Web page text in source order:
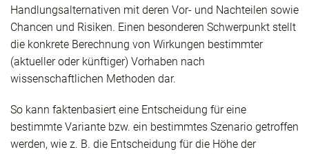
Handlungsalternativen mit deren Vor- und Nachteilen sowie
Chancen und Risiken. Einen besonderen Schwerpunkt stellt
die konkrete Berechnung von Wirkungen bestimmter
(aktueller oder künftiger) Vorhaben nach
wissenschaftlichen Methoden dar.
So kann faktenbasiert eine Entscheidung für eine
bestimmte Variante bzw. ein bestimmtes Szenario getroffen
werden, wie z. B. die Entscheidung für die Höhe der